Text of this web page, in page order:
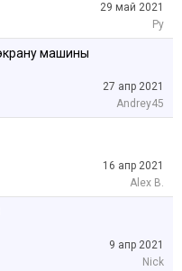
29 май 2021
Ру
машины
27 апр 2021
Andrey45
16 апр 2021
Alex B.
9 апр 2021
Nick